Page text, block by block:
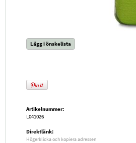
Lägg i önskelista
Artikelnummer:
L041026
Direktlänk:
Högerklicka och kopiera adressen